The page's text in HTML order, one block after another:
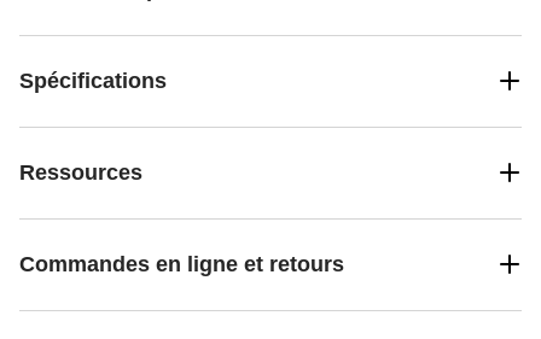
Spécifications
Ressources
Commandes en ligne et retours